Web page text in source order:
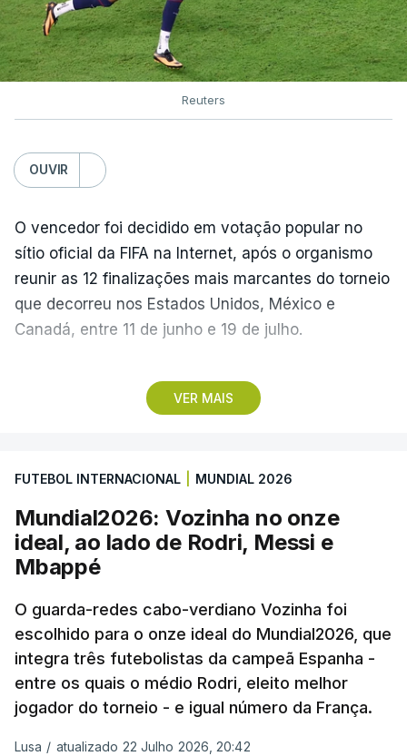
Reuters
OUVIR
VER MAIS
O vencedor foi decidido em votação popular no
sítio oficial da FIFA na Internet, após o organismo
reunir as 12 finalizações mais marcantes do torneio
que decorreu nos Estados Unidos, México e
Canadá, entre 11 de junho e 19 de julho.
Lopes Cabral conquistou o prémio graças ao
remate de pé direito que colocou a bola no ângulo
“Foi simplesmente surreal”, disse à FIFA o jogador
dos turcos do Trabzonspor, recordando o momento
que fez Cabo Verde sonhar alto na sua primeira
participação numa fase final de um Mundial.
O ex-lateral do Benfica considerou que o galardão
“é um enorme orgulho e um reconhecimento que
qualquer jogador gostaria de ter”.
FUTEBOL INTERNACIONAL MUNDIAL 2026
Mundial2026: Vozinha no onze
ideal, ao lado de Rodri, Messi e
Mbappé
O guarda-redes cabo-verdiano Vozinha foi
escolhido para o onze ideal do Mundial2026, que
integra três futebolistas da campeã Espanha -
entre os quais o médio Rodri, eleito melhor
jogador do torneio - e igual número da França.
Lusa / atualizado 22 Julho 2026, 20:42